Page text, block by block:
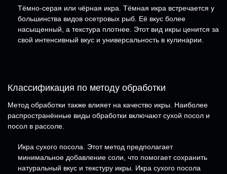
Тёмно-серая или чёрная икра. Тёмная икра встречается у
большинства видов осетровых рыб. Её вкус более
насыщенный, а текстура плотнее. Этот вид икры ценится за
свой интенсивный вкус и универсальность в кулинарии.
Классификация по методу обработки
Метод обработки также влияет на качество икры. Наиболее
распространённые виды обработки включают сухой посол и
посол в рассоле.
Икра сухого посола. Этот метод предполагает
минимальное добавление соли, что помогает сохранить
натуральный вкус и текстуру икры. Икра сухого посола